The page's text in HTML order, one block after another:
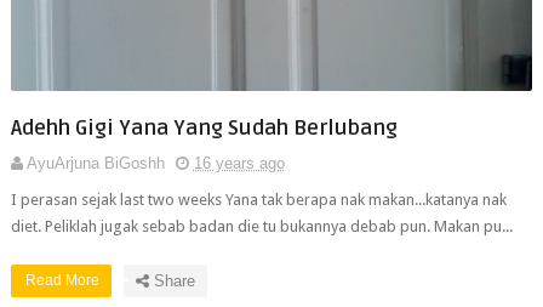
Adehh Gigi Yana Yang Sudah Berlubang
AyuArjuna BiGoshh
16 years ago
I perasan sejak last two weeks Yana tak berapa nak makan...katanya nak
diet. Peliklah jugak sebab badan die tu bukannya debab pun. Makan pu...
Read More Share